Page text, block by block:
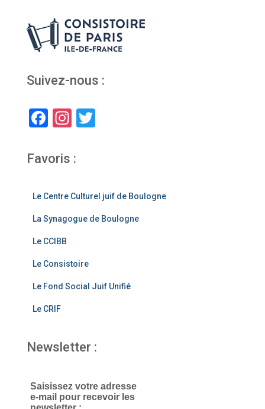
Suivez-nous :
F
c
b
o
o
k
In
a
a
m
Favoris :
Le Centre Culturel juif de Boulogne
La Synagogue de Boulogne
Le CCIBB
Le Consistoire
Le Fond Social Juif Unifié
Le CRIF
Newsletter :
Saisissez votre adresse
e-mail pour recevoir les